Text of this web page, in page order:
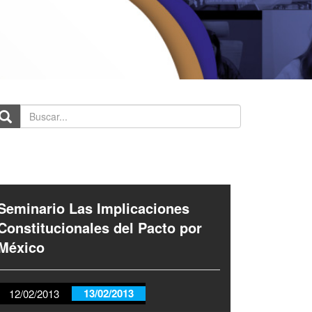
Las Implicaciones
del Pacto por
12/02/2013 13/02/2013